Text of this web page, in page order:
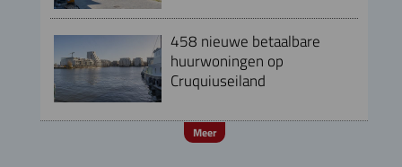
458 nieuwe betaalbare
huurwoningen op
Cruquiuseiland
Meer